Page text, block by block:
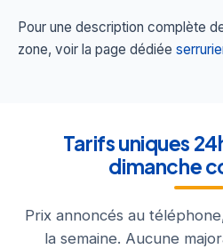
Pour une description complète
zone, voir la page dédiée
Tarifs uniques
dimanche
Prix annoncés au
la semaine. Aucune